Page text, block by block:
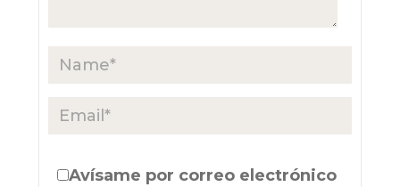
Avísame por correo electrónico